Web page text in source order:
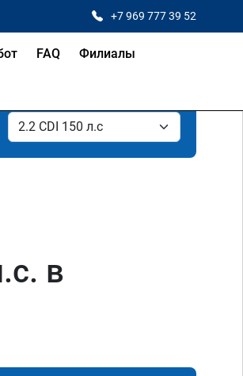
+7 969 777 39 52
FAQ Филиалы
в